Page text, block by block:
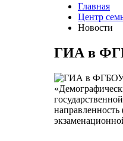
Главная
Центр
Новости
ГИА в